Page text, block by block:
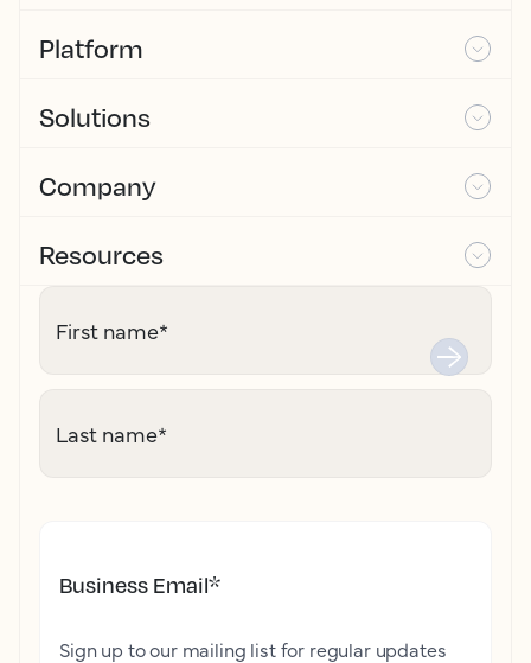
Platform
Solutions
Company
Resources
First name*
Last name*
Business Email*
Sign up to our mailing list for regular updates